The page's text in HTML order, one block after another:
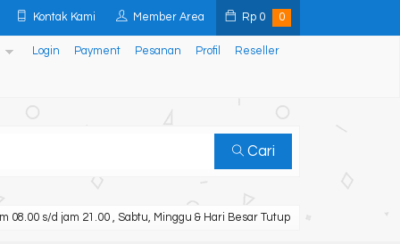
Kontak Kami Member Area Rp 0 0
Login Payment Pesanan Profil Reseller
Cari
08.00 s/d jam 21.00 , Sabtu, Minggu & Hari Besar Tutup